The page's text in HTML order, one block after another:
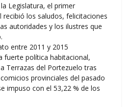
Legislatura, el primer
los saludos, felicitaciones
autoridades y los ilustres que
entre 2011 y 2015
fuerte política habitacional,
Terrazas del Portezuelo tras
provinciales del pasado
impuso con el 53,22 % de los